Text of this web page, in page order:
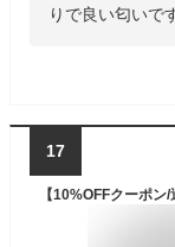
りで良い匂いで
17